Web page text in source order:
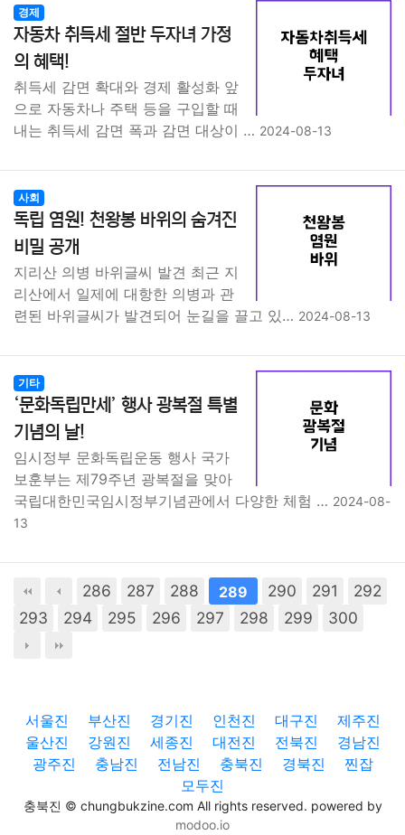
경제
자동차 취득세 절반 두자녀 가정
의 혜택!
취득세 감면 확대와 경제 활성화 앞
으로 자동차나 주택 등을 구입할 때
내는 취득세 감면 폭과 감면 대상이 … 2024-08-13
사회
독립 염원! 천왕봉 바위의 숨겨진
비밀 공개
지리산 의병 바위글씨 발견 최근 지
리산에서 일제에 대항한 의병과 관
련된 바위글씨가 발견되어 눈길을 끌고 있… 2024-08-13
기타
‘문화독립만세’ 행사 광복절 특별
기념의 날!
임시정부 문화독립운동 행사 국가
보훈부는 제79주년 광복절을 맞아
국립대한민국임시정부기념관에서 다양한 체험 … 2024-08-
13
286 287 288 289 290 291
292
293
294 295 296 297 298 299 300
서울진 부산진 경기진 인천진 대구진
제주진
울산진
강원진 세종진 대전진 전북진
경남진
광주진
충남진 전남진 충북진 경북진
찐잡
모두진
충북진 © chungbukzine.com All rights reserved. powered by
modoo.io